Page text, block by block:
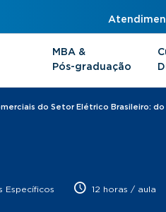
MBA &
Pós-graduação
do Setor Elétrico Brasileiro:
Específicos 12 horas / aula